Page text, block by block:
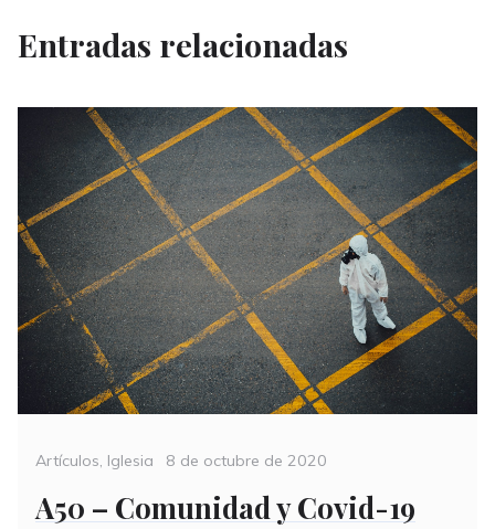
Entradas relacionadas
Categories
Artículos, Iglesia
Posted
8 de octubre de 2020
A50 – Comunidad y Covid-19